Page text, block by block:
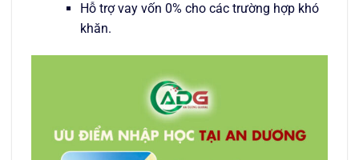
Hỗ trợ vay vốn 0% cho các trường hợp khó
khăn.